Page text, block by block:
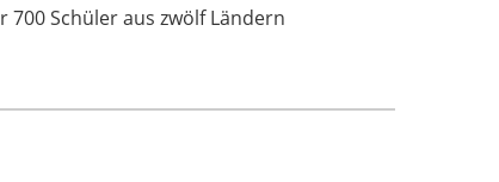
Schüler aus zwölf Ländern